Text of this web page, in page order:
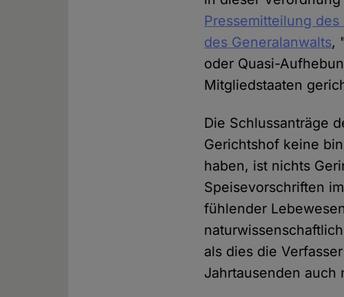
Pressemitteilung
des Generalanwalts,
oder Quasi-
Mitgliedstaaten
Die Schlussanträge
Gerichtshof keine
haben, ist nichts
Speisevorschriften
fühlender
als dies die
Jahrtausenden auch